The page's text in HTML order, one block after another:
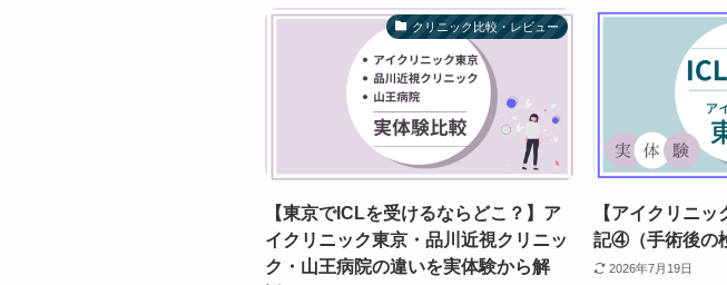
クリニック比較・レビュー
【東京でICLを受けるならどこ？】ア
イクリニック東京・品川近視クリニッ
ク・山王病院の違いを実体験から解
【アイクリニ
記④（手術後の
2026年7月19日